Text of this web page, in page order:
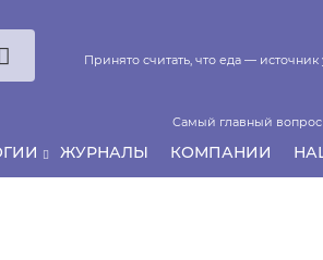
Принято считать, что еда —
Самый главный вопрос
ЖУРНАЛЫ КОМПАНИИ